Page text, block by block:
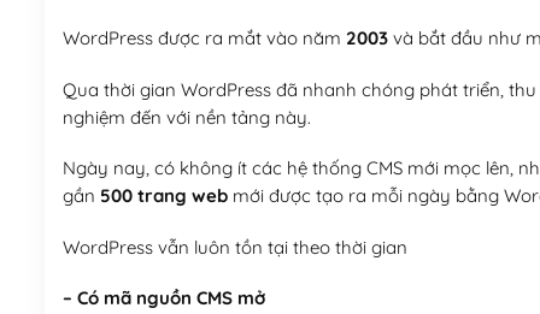
WordPress được ra mắt vào năm 2003và bắt đầu như
Qua thời gian WordPress đã nhanh chóng phát triển,
nghiệm đến với nền tảng này.
Ngày nay, có không ít các hệ thống CMS mới mọc lên,
gần 500 trang webmới được tạo ra mỗi ngày bằng
WordPress vẫn luôn tồn tại theo thời gian
– Có mã nguồn CMS mở